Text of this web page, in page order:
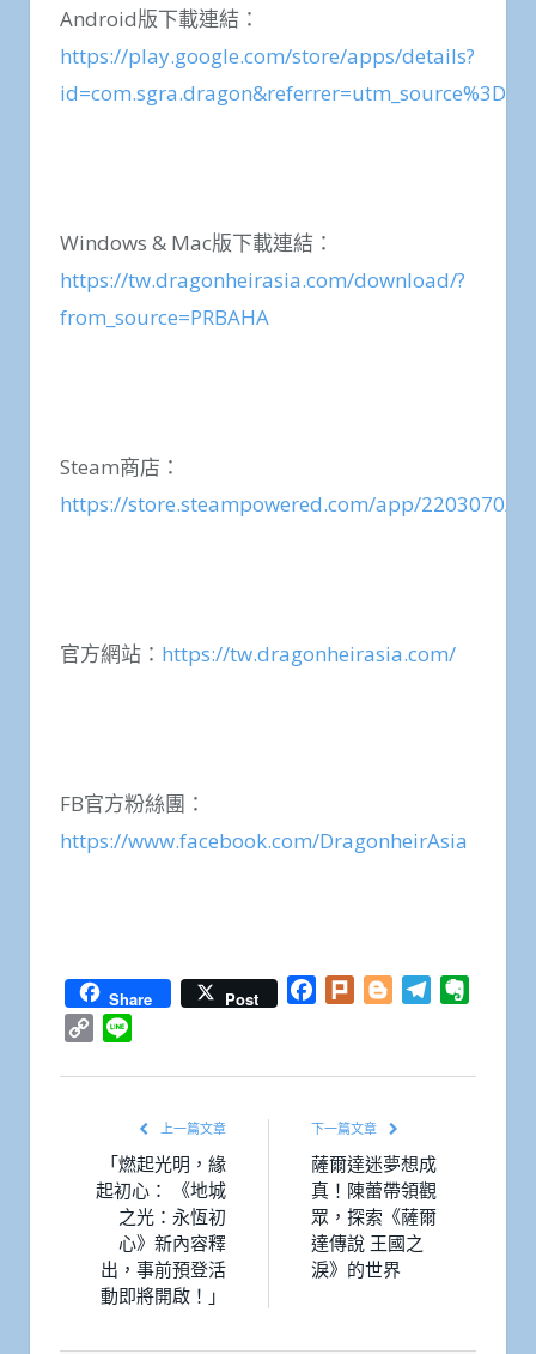
Android版下載連結：
https://play.google.com/store/apps/details?
Windows & Mac版下載連結：
https://tw.dragonheirasia.com/download/?
from_source=PRBAHA
Steam商店：
https://store.steampowered.com/app/2203070/
官方網站： https://tw.dragonheirasia.com/
FB官方粉絲團：
https://www.facebook.com/DragonheirAsia
Share Post Facebook
Plurk BloggerTelegram
Copy
上一篇文章
「燃起光明，緣
起初心： 《地城
之光：永恆初
心》新內容釋
出，事前預登活
動即將開啟！」
下一篇文章
薩爾達迷夢想成
真！陳蕾帶領觀
眾，探索《薩爾
達傳說 王國之
淚》的世界